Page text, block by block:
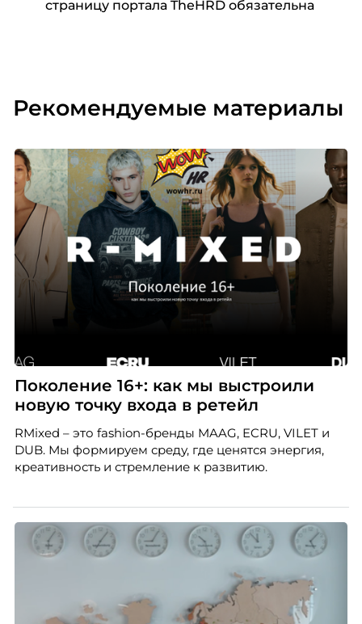
страницу портала TheHRD обязательна
Рекомендуемые материалы
Поколение 16+: как мы выстроили
новую точку входа в ретейл
RMixed – это fashion-бренды MAAG, ECRU, VILET и
DUB. Мы формируем среду, где ценятся энергия,
креативность и стремление к развитию.